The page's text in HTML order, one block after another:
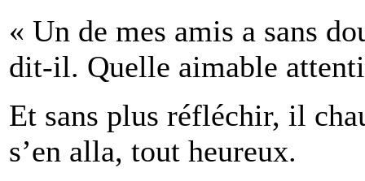
« Un de mes amis a sans
dit-il. Quelle aimable
Et sans plus réfléchir, il
s’en alla, tout heureux.